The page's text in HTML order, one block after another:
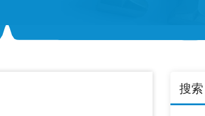
搜索